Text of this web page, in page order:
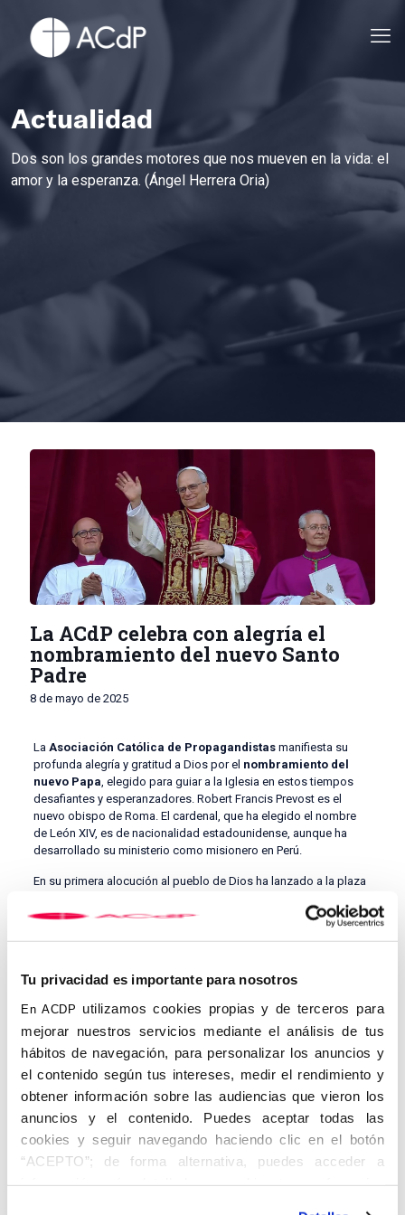
Tu privacidad es importante para nosotros
En ACDP utilizamos cookies propias y de terceros para
mejorar nuestros servicios mediante el análisis de tus
hábitos de navegación, para personalizar los anuncios y
el contenido según tus intereses, medir el rendimiento y
obtener información sobre las audiencias que vieron los
anuncios y el contenido. Puedes aceptar todas las
cookies y seguir navegando haciendo clic en el botón
“ACEPTO”; de forma alternativa, puedes acceder a
información más detallada y cambiar tus preferencias
Actualidad
Dos son los grandes motores que nos mueven en la vida: el
amor y la esperanza. (Ángel Herrera Oria)
La ACdP celebra con alegría el
nombramiento del nuevo Santo
Padre
8 de mayo de 2025
La Asociación Católica de Propagandistasmanifiesta su
profunda alegría y gratitud a Dios por el nombramiento del
nuevo Papa , elegido para guiar a la Iglesia en estos tiempos
desafiantes y esperanzadores. Robert Francis Prevost es el
nuevo obispo de Roma. El cardenal, que ha elegido el nombre
de León XIV, es de nacionalidad estadounidense, aunque ha
desarrollado su ministerio como misionero en Perú.
En su primera alocución al pueblo de Dios ha lanzado a la plaza
y el amor. Ha recordado con gratitud el pontificado de su
rezar el Avemaría desde el balcón de la basílica Vaticana.
Desde su fundación, la ACdP ha estado comprometida con la
difusión del mensaje del Evangelio en la vida pública y con la
fidelidad al Santo Padre, como garante de la unidad de la Iglesia
nuevo Vicario de Cristo, confiando en que su pontificado será
fuente de renovación espiritual, paz y fraternidad para todos los
pueblos.
Nos unimos en la acción de gracias por el pontificado delPapa
Francisco , y en oración por el nuevo obispo de Roma, pidiendo
al Espíritu Santo que le colme de sabiduría, fortaleza y amor